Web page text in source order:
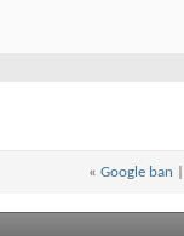
« Google ban